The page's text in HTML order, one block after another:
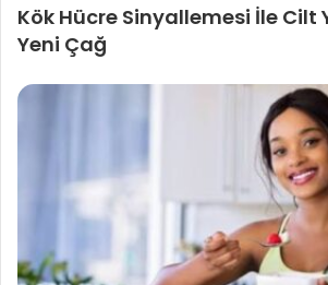
Kök Hücre Sinyallemesi İle Cilt
Yeni Çağ